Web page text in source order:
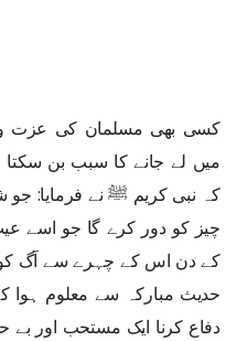
کسی بھی مسلمان کی عزت
میں لے جانے کا سبب بن سکتا
کہ نبی کریم ﷺ نے فرمایا:
چیز کو دور کرے گا جو اسے
حدیث مبارکہ سے معلوم
دفاع کرنا ایک مستحب اور بے